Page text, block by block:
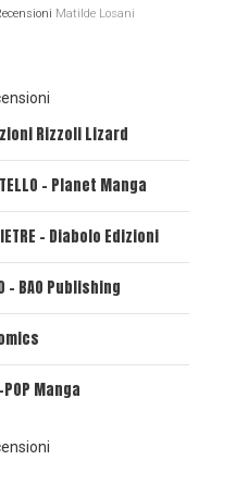
Matilde Losani
Rizzoli Lizard
- Planet Manga
- Diabolo Edizioni
- BAO Publishing
POP Manga